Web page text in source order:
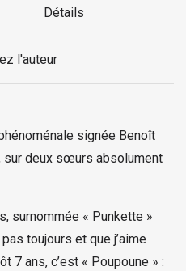
Détails
l'auteur
signée Benoît
sur deux sœurs absolument
surnommée « Punkette »
toujours et que j’aime
7 ans, c’est « Poupoune » :